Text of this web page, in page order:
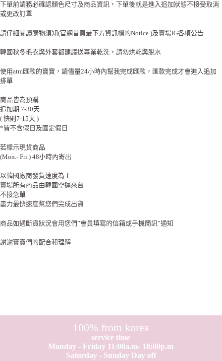
下單前請務必確認顏色尺寸及商品資訊，下單後就是進入追加狀態不接受取消
或更改訂單
請仔細閱讀購物須知(官網首頁最下方資訊欄的Notice )及賣場IG各項公告
韓國秋冬毛衣與外套都建議送專業乾洗，請勿烘乾與脫水
使用atm匯款的寶寶，請儘量24小時內幫我完成匯款，匯款完成才會進入追加
排單
商品皆為預購
追加期 7-30天
( 快則7-15天 )
*皆不含假日及國定假日
若標示現貨商品
(Mon.- Fri.) 48小時內寄出
以韓國廠商發貨速度為主
賣場所有商品由韓國空運來台
不接急單
盡力最快速度幫您們完成出貨
商品如遇斷貨狀況會用您們”會員填寫的信箱或手機簡訊”通知
謝謝寶寶們的配合和理解
100% from korea
service time
Monday - Friday 11:00a.m- 18:00p.m
Saturday - Sunday Day off